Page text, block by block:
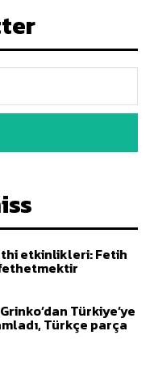
etkinlikleri: Fetih
Türkiye’ye
Türkçe parça